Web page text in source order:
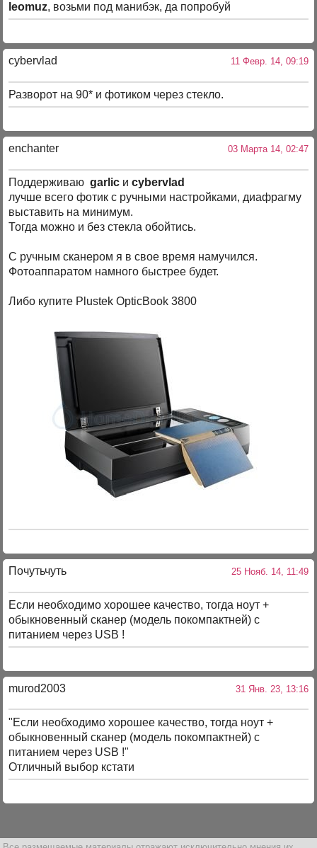
leomuz, возьми под манибэк, да попробуй
cybervlad 11 Февр. 14, 09:19
Разворот на 90* и фотиком через стекло.
enchanter 03 Марта 14, 02:47
Поддерживаюgarlic иcybervlad
лучше всего фотик с ручными настройками, диафрагму
выставить на минимум.
Тогда можно и без стекла обойтись.
С ручным сканером я в свое время намучился.
Фотоаппаратом намного быстрее будет.
Либо купите Plustek OpticBook 3800
Почутьчуть 25 Нояб. 14, 11:49
Если необходимо хорошее качество, тогда ноут +
обыкновенный сканер (модель покомпактней) с
питанием через USB !
murod2003 31 Янв. 23, 13:16
"Если необходимо хорошее качество, тогда ноут +
обыкновенный сканер (модель покомпактней) с
питанием через USB !"
Отличный выбор кстати